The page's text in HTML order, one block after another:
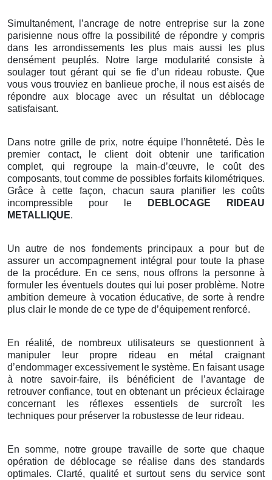
Simultanément, l’ancrage de notre entreprise sur la zone
parisienne nous offre la possibilité de répondre y compris
dans les arrondissements les plus mais aussi les plus
densément peuplés. Notre large modularité consiste à
soulager tout gérant qui se fie d’un rideau robuste. Que
vous vous trouviez en banlieue proche, il nous est aisés de
répondre aux blocage avec un résultat un déblocage
satisfaisant.
Dans notre grille de prix, notre équipe l’honnêteté. Dès le
premier contact, le client doit obtenir une tarification
complet, qui regroupe la main-d’œuvre, le coût des
composants, tout comme de possibles forfaits kilométriques.
Grâce à cette façon, chacun saura planifier les coûts
incompressible pour le
DEBLOCAGE RIDEAU
METALLIQUE.
Un autre de nos fondements principaux a pour but de
assurer un accompagnement intégral pour toute la phase
de la procédure. En ce sens, nous offrons la personne à
formuler les éventuels doutes qui lui poser problème. Notre
ambition demeure à vocation éducative, de sorte à rendre
plus clair le monde de ce type de d’équipement renforcé.
En réalité, de nombreux utilisateurs se questionnent à
manipuler leur propre rideau en métal craignant
d’endommager excessivement le système. En faisant usage
à notre savoir-faire, ils bénéficient de l’avantage de
retrouver confiance, tout en obtenant un précieux éclairage
concernant les réflexes essentiels de surcroît les
techniques pour préserver la robustesse de leur rideau.
En somme, notre groupe travaille de sorte que chaque
opération de déblocage se réalise dans des standards
optimales. Clarté, qualité et surtout sens du service sont